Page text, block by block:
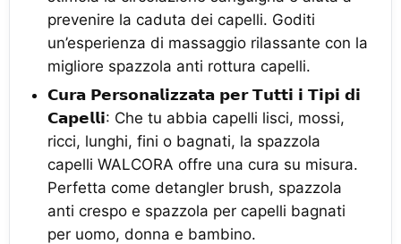
prevenire la caduta dei capelli. Goditi
un’esperienza di massaggio rilassante con la
migliore spazzola anti rottura capelli.
𝗖𝘂𝗿𝗮 𝗣𝗲𝗿𝘀𝗼𝗻𝗮𝗹𝗶𝘇𝘇𝗮𝘁𝗮 𝗽𝗲𝗿 𝗧𝘂𝘁𝘁𝗶 𝗶 𝗧𝗶𝗽𝗶 𝗱𝗶
𝗖𝗮𝗽𝗲𝗹𝗹𝗶: Che tu abbia capelli lisci, mossi,
ricci, lunghi, fini o bagnati, la spazzola
capelli WALCORA offre una cura su misura.
Perfetta come detangler brush, spazzola
anti crespo e spazzola per capelli bagnati
per uomo, donna e bambino.